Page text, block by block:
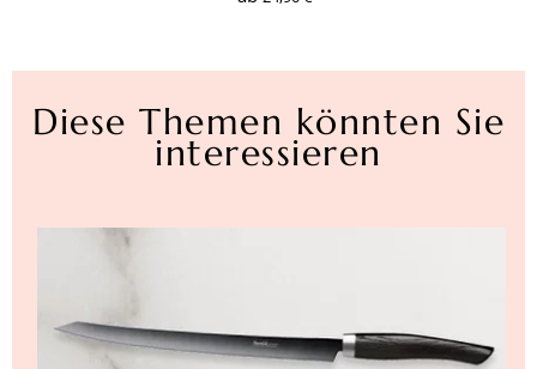
Diese Themen könnten Sie
interessieren